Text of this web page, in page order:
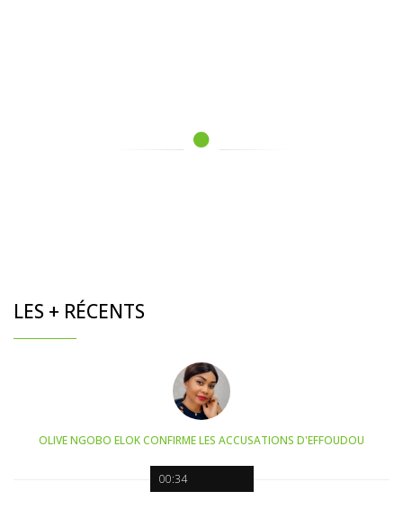
LES + RÉCENTS
00:34
OLIVE NGOBO ELOK CONFIRME LES ACCUSATIONS D'EFFOUDOU